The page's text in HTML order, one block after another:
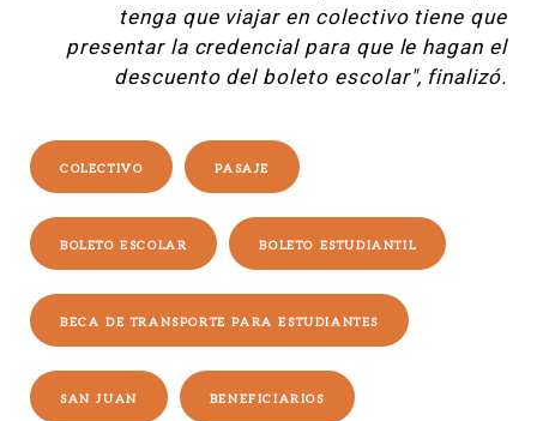
tenga que viajar en colectivo tiene que
presentar la credencial para que le hagan el
descuento del boleto escolar", finalizó.
COLECTIVO PASAJE
BOLETO ESCOLAR BOLETO ESTUDIANTIL
BECA DE TRANSPORTE PARA ESTUDIANTES
SAN JUAN BENEFICIARIOS